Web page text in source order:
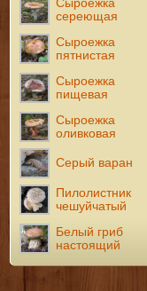
Сыроежка
сереющая
Сыроежка
пятнистая
Сыроежка
пищевая
Сыроежка
оливковая
Серый варан
Пилолистник
чешуйчатый
Белый гриб
настоящий